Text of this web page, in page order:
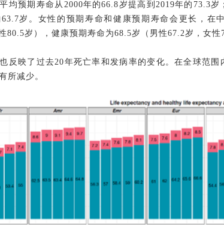
均预期寿命从2000年的66.8岁提高到2019年的73.3
岁。女性的预期寿命和健康预期寿命会更长，在
80.5岁），健康预期寿命为68.5岁（男性67.2岁，女性
反映了过去20年死亡率和发病率的变化。在全球范
所减少。